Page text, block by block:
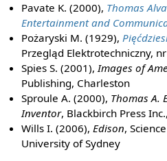
Pavate K. (2000), Thomas
Entertainment and
Pożaryski M. (1929),
Przegląd Elektrotechniczny,
Spies S. (2001),Images of
Publishing, Charleston
Sproule A. (2000), Thomas A.
Inventor, Blackbirch Press
Wills I. (2006),Edison,
University of Sydney